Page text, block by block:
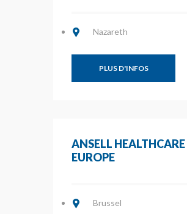
Nazareth
PLUS D'INFOS
ANSELL HEALTHCARE
EUROPE
Brussel